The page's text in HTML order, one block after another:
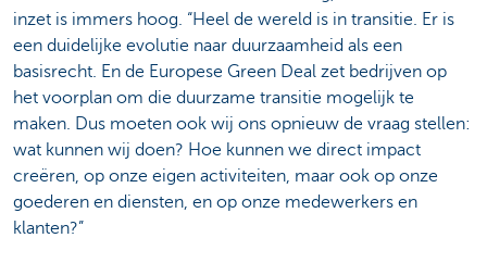
inzet is immers hoog. “Heel de wereld is in transitie. Er is
een duidelijke evolutie naar duurzaamheid als een
basisrecht. En de Europese Green Deal zet bedrijven op
het voorplan om die duurzame transitie mogelijk te
maken. Dus moeten ook wij ons opnieuw de vraag stellen:
wat kunnen wij doen? Hoe kunnen we direct impact
creëren, op onze eigen activiteiten, maar ook op onze
goederen en diensten, en op onze medewerkers en
klanten?”